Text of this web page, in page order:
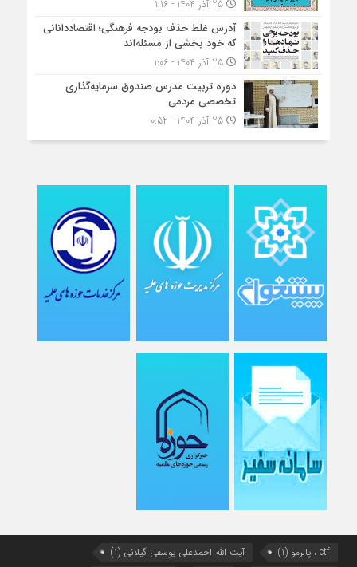
25 آذر 1404 - 1:16
آدرس غلط حذف بودجه فرهنگی؛ اقتصاددانانی
که خود بخشی از مسئله‌اند
25 آذر 1404 - 1:06
دوره تربیت مدرس صندوق سرمایه‌گذاری
تخصصی مردمی
25 آذر 1404 - 0:52
ctf ، پالرمو (1) آیت الله احمدعلی یوسفی گیلانی (1)